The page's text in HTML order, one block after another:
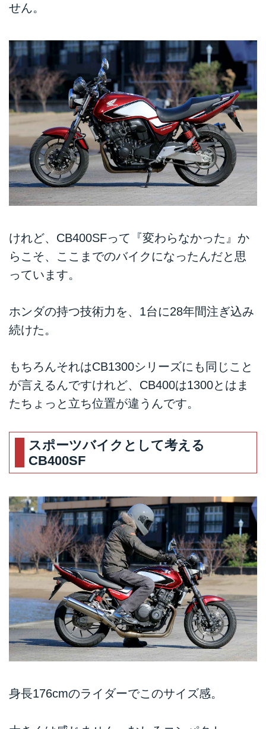
せん。
けれど、CB400SFって『変わらなかった』か
らこそ、ここまでのバイクになったんだと思
っています。
ホンダの持つ技術力を、1台に28年間注ぎ込み
続けた。
もちろんそれはCB1300シリーズにも同じこと
が言えるんですけれど、CB400は1300とはま
たちょっと立ち位置が違うんです。
スポーツバイクとして考える
CB400SF
身長176cmのライダーでこのサイズ感。